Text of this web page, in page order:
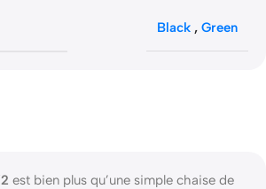
Black , Green
est bien plus qu’une simple chaise de